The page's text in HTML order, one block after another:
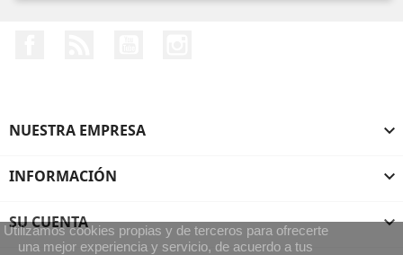
NUESTRA EMPRESA 
INFORMACIÓN 
SU CUENTA 
Utilizamos cookies propias y de terceros para ofrecerte
una mejor experiencia y servicio, de acuerdo a tus